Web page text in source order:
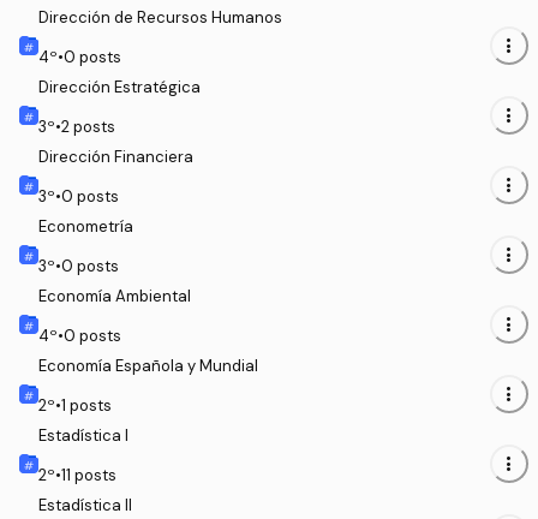
Dirección de Recursos Humanos
4º•0 posts more_vert
Dirección Estratégica
3º•2posts more_vert
Dirección Financiera
3º•0 posts more_vert
Econometría
3º•0 posts more_vert
Economía Ambiental
4º•0 posts more_vert
Economía Española y Mundial
2º•1 posts more_vert
Estadística I
2º•11 posts more_vert
Estadística II